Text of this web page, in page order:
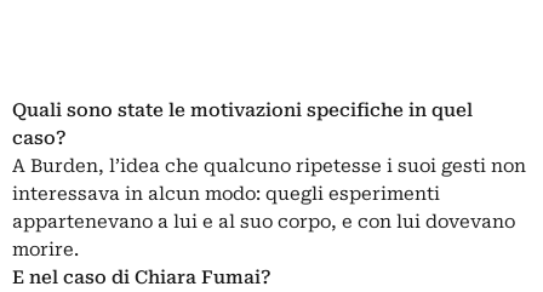
Quali sono state le motivazioni specifiche in quel
caso?
A Burden, l’idea che qualcuno ripetesse i suoi gesti non
interessava in alcun modo: quegli esperimenti
appartenevano a lui e al suo corpo, e con lui dovevano
morire.
E nel caso di Chiara Fumai?